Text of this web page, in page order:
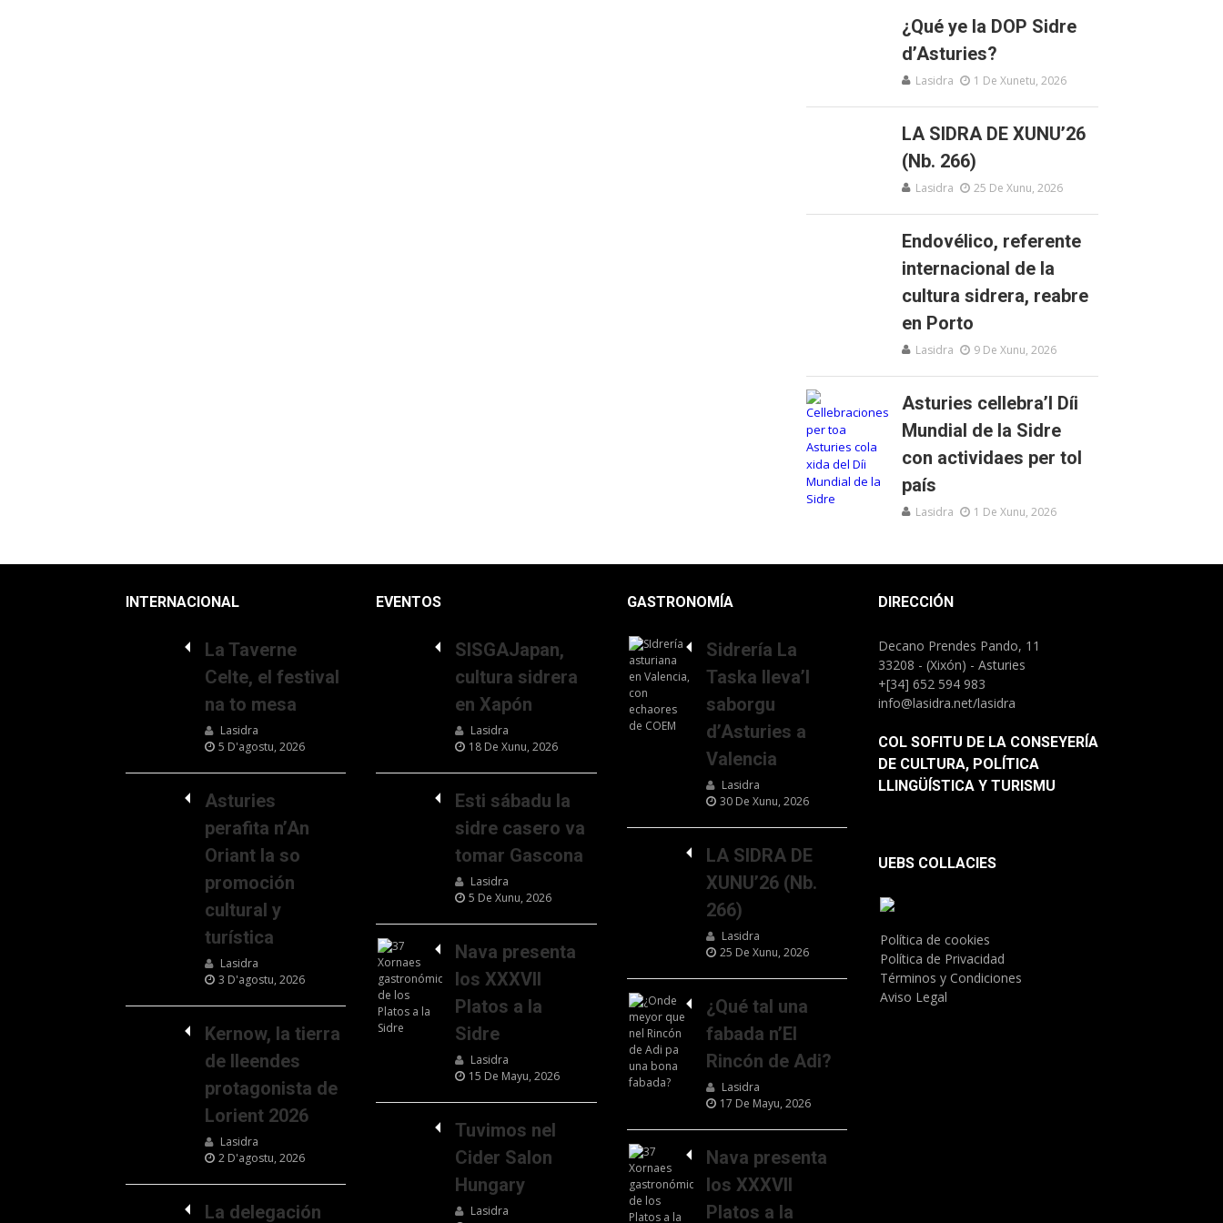
¿Qué ye la DOP Sidre
d’Asturies?
Lasidra 1 De Xunetu, 2026
LA SIDRA DE XUNU’26
(Nb. 266)
Lasidra 25 De Xunu, 2026
Endovélico, referente
internacional de la
cultura sidrera, reabre
en Porto
Lasidra 9 De Xunu, 2026
Asturies cellebra’l Díi
Mundial de la Sidre
con actividaes per tol
país
Lasidra 1 De Xunu, 2026
INTERNACIONAL
La Taverne
Celte, el festival
na to mesa
Lasidra
5 D'agostu, 2026
Asturies
perafita n’An
Oriant la so
promoción
cultural y
turística
Lasidra
3 D'agostu, 2026
Kernow, la tierra
de lleendes
protagonista de
Lorient 2026
Lasidra
2 D'agostu, 2026
La delegación
EVENTOS
SISGAJapan,
cultura sidrera
en Xapón
Lasidra
18 De Xunu, 2026
Esti sábadu la
sidre casero va
tomar Gascona
Lasidra
5 De Xunu, 2026
Nava presenta
los XXXVII
Platos a la
Sidre
Lasidra
15 De Mayu, 2026
Tuvimos nel
Cider Salon
Hungary
Lasidra
GASTRONOMÍA
Sidrería La
Taska lleva’l
saborgu
d’Asturies a
Valencia
Lasidra
30 De Xunu, 2026
LA SIDRA DE
XUNU’26 (Nb.
266)
Lasidra
25 De Xunu, 2026
¿Qué tal una
fabada n’El
Rincón de Adi?
Lasidra
17 De Mayu, 2026
Nava presenta
los XXXVII
Platos a la
DIRECCIÓN
Decano Prendes Pando, 11
33208 - (Xixón) - Asturies
+[34] 652 594 983
info@lasidra.net/lasidra
COL SOFITU DE LA CONSEYERÍA
DE CULTURA, POLÍTICA
LLINGÜÍSTICA Y TURISMU
UEBS COLLACIES
Política de cookies
Política de Privacidad
Términos y Condiciones
Aviso Legal